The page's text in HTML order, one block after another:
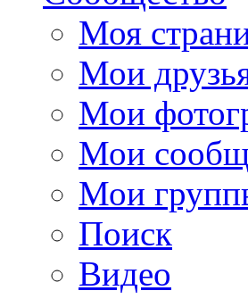
Моя
Мои
Мои
Мои
Мои
Поиск
Видео